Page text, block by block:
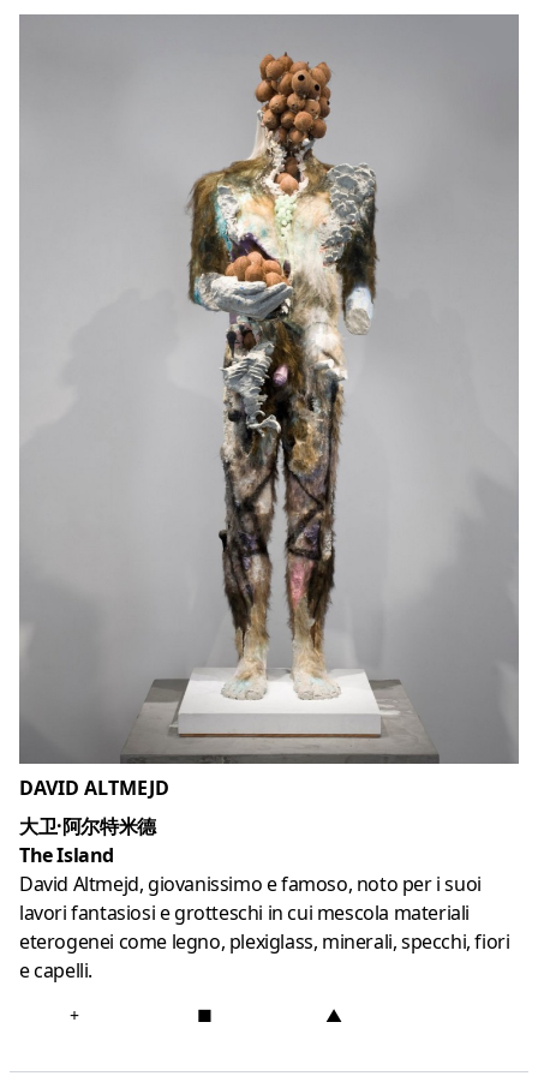
DAVID ALTMEJD
大卫·阿尔特米德
The Island
David Altmejd, giovanissimo e famoso, noto per i suoi
lavori fantasiosi e grotteschi in cui mescola materiali
eterogenei come legno, plexiglass, minerali, specchi, fiori
e capelli.
+ ■ ▲